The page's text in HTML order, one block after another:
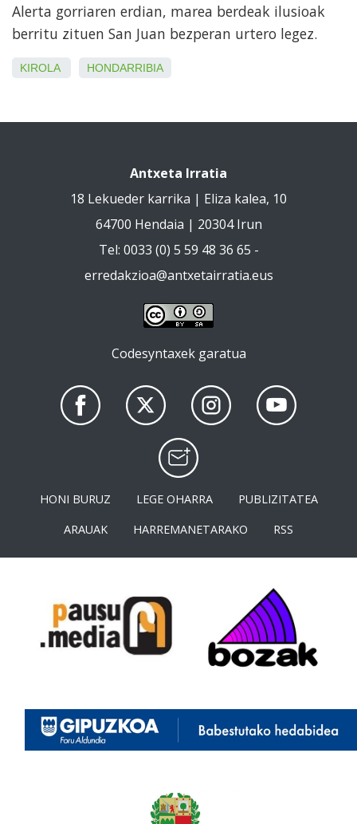
Alerta gorriaren erdian, marea berdeak ilusioak
berritu zituen San Juan bezperan urtero legez.
KIROLA HONDARRIBIA
Antxeta Irratia
18 Lekueder karrika | Eliza kalea, 10
64700 Hendaia | 20304 Irun
Tel: 0033 (0) 5 59 48 36 65 -
erredakzioa@antxetairratia.eus
Codesyntaxek garatua
HONI BURUZ LEGE OHARRA
PUBLIZITATEA
ARAUAK
HARREMANETARAKO RSS